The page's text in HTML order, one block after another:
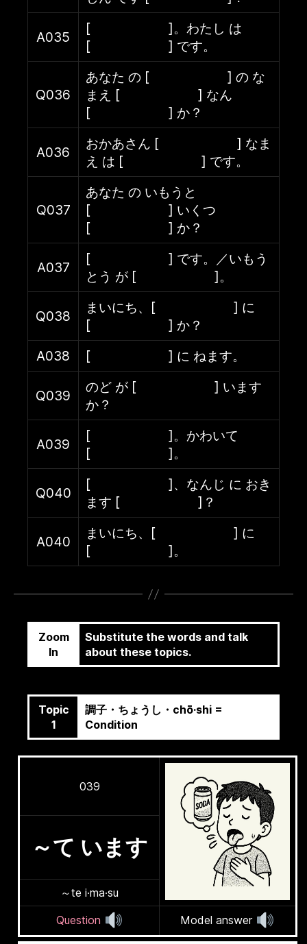
A035
[ ]。わたし は
[ ] です。
Q036
あなた の [ ] の な
まえ [ ] なん
[ ] か？
A036
おかあさん [ ] なま
え は [ ] です。
Q037
あなた の いもうと
[ ] いくつ
[ ] か？
A037
[ ] です。／いもう
とう が [ ]。
Q038
まいにち、[ ] に
[ ] か？
A038
[ ] に ねます。
Q039
のど が [ ] います
か？
A039
[ ]。かわいて
[ ]。
Q040
[ ]、なんじ に おき
ます [ ]？
A040
まいにち、[ ] に
[ ]。
Zoom
In
Substitute the words and talk
about these topics.
Topic
1
調子・ちょうし・chō·shi =
Condition
039
～て います
～te i·ma·su
Question
Model answer